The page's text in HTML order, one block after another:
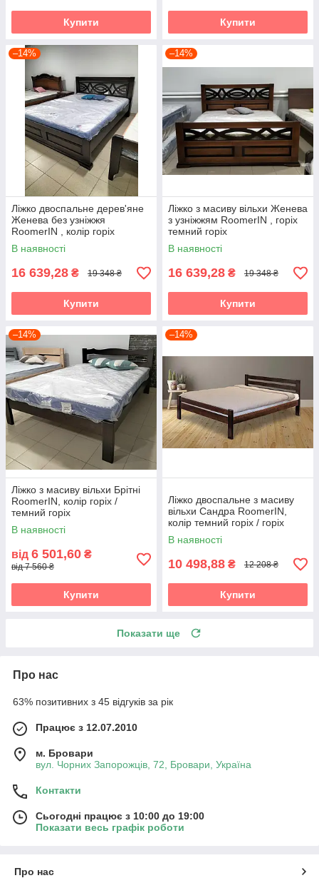
Купити Купити
–14%
Ліжко двоспальне дерев'яне
Женева без узніжжя
RoomerIN , колір горіх
темний горіх
В наявності
16 639,28 ₴ 19 348 ₴
Купити
–14%
Ліжко з масиву вільхи Женева
з узніжжям RoomerIN , горіх
темний горіх
В наявності
16 639,28 ₴ 19 348 ₴
Купити
–14%
Ліжко з масиву вільхи Брітні
RoomerIN, колір горіх /
темний горіх
В наявності
від 6 501,60 ₴
від 7 560 ₴
Купити
–14%
Ліжко двоспальне з масиву
вільхи Сандра RoomerIN,
колір темний горіх / горіх
В наявності
10 498,88 ₴ 12 208 ₴
Купити
Показати ще
Про нас
63% позитивних з 45 відгуків за рік
Працює з 12.07.2010
м. Бровари
вул. Чорних Запорожців, 72, Бровари, Україна
Контакти
Сьогодні працює з 10:00 до 19:00
Показати весь графік роботи
Про нас